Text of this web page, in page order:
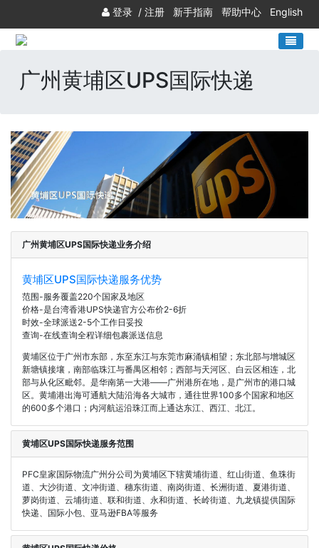
登录 / 注册 新手指南 帮助中心 English
广州黄埔区UPS国际快递
广州黄埔区UPS国际快递业务介绍
黄埔区UPS国际快递服务优势
范围-服务覆盖220个国家及地区
价格-是台湾香港UPS快递官方公布价2-6折
时效-全球派送2-5个工作日妥投
查询-在线查询全程详细包裹派送信息
黄埔区位于广州市东部，东至东江与东莞市麻涌镇相望；东北部与增城区
新塘镇接壤，南部临珠江与番禺区相邻；西部与天河区、白云区相连，北
部与从化区毗邻。是华南第一大港——广州港所在地，是广州市的港口城
区。黄埔港出海可通航大陆沿海各大城市，通往世界100多个国家和地区
的600多个港口；内河航运沿珠江而上通达东江、西江、北江。
黄埔区UPS国际快递服务范围
PFC皇家国际物流广州分公司为黄埔区下辖黄埔街道、红山街道、鱼珠街
道、大沙街道、文冲街道、穗东街道、南岗街道、长洲街道、夏港街道、
萝岗街道、云埔街道、联和街道、永和街道、长岭街道、九龙镇提供国际
快递、国际小包、亚马逊FBA等服务